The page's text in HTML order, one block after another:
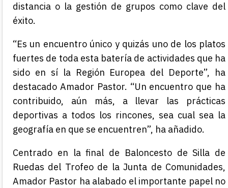
distancia o la gestión de grupos como clave del
éxito.
“Es un encuentro único y quizás uno de los platos
fuertes de toda esta batería de actividades que ha
sido en sí la Región Europea del Deporte”, ha
destacado Amador Pastor. “Un encuentro que ha
contribuido, aún más, a llevar las prácticas
deportivas a todos los rincones, sea cual sea la
geografía en que se encuentren”, ha añadido.
Centrado en la final de Baloncesto de Silla de
Ruedas del Trofeo de la Junta de Comunidades,
Amador Pastor ha alabado el importante papel no